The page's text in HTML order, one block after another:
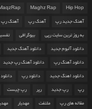
Hip Hop
Maghz Rap
آهنگ جدید رپ آهنگ رپ آهنگ رپ
به روز ترین سایت رپی بیوگرافی
دانلود آلبوم جدید دانلود آهنگ جدید
دانلود آهنگ رپ دانلود آهنگ رپ جدید
دانلود اهنگ جدید دانلود رپ
رپ رپ جدید رپر رپ چیست
مقاله های رپ ملتفت مهدیار